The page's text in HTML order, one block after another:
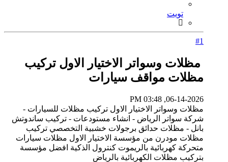
تويت
#1
مظلات وسواتر الاختيار الاول تركيب
مظلات مواقف سيارات
06-14-2026, 03:48 PM
مظلات وسواتر الاختيار الاول تركيب مظلات للسيارات -
شركة سواتر الرياض - انشاء مستودعات - تركيب ساندوتش
بانل - مظلات حدائق برجولات خشبية التخصصي تركيب
مظلات مودرن من مؤسسة الاختيار الاول مظلات سيارات
متحركة كهربائية بالريموت كنترول الذكية افضل مؤسسة
بتركيب مظلات الكهربائية بالرياض